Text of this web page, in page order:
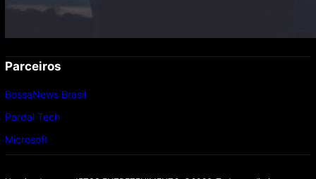
Parceiros
BossaNews Brasil
Pardal Tech
Microsoft